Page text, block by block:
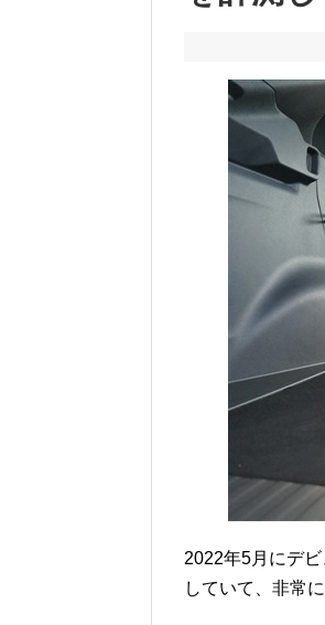
2022年5月にデ
していて、非常